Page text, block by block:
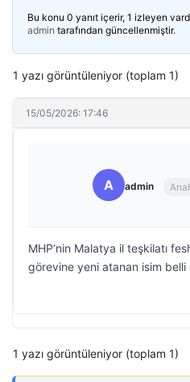
Bu konu 0 yanıt içerir, 1 izleyen
admin tarafından güncellenmiştir.
1 yazı görüntüleniyor (toplam 1)
15/05/2026: 17:46
A admin
MHP’nin Malatya il teşkilatı
görevine yeni atanan isim belli
1 yazı görüntüleniyor (toplam 1)